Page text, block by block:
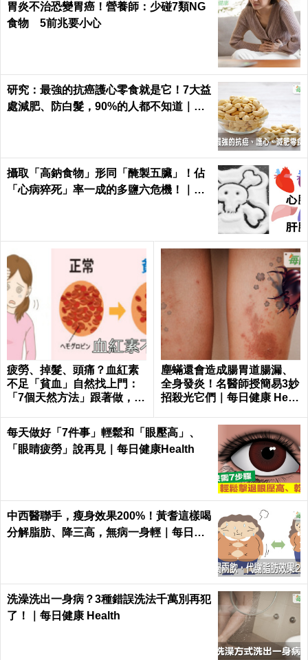
胃炎不治恐變胃癌！營養師：少碰7類NG
食物 5前兆要小心
研究：最強的抗癌護心零食就是它！7大益
處減肥、防白髮，90%的人都不知道｜每
攝取「高鈉食物」形同「醃製五臟」！佔
「心病猝死」率一成的多鹽六危機！｜每
疲勞、掉髮、頭痛？血紅素
不足「貧血」自然找上門：
「7個天然方法」跟著做，杜
塵蟎還會造成腸胃道腸漏、
全身發炎！名醫師授簡易3妙
招殺光它們｜每日健康 Healt
每天做好「7件事」輕鬆和「眼壓高」、
「眼睛疲勞」說再見｜每日健康Health
中西醫聯手，瘦身效果200%！黃耆這樣喝
分解脂肪、降三高，無病一身輕｜每日健
洗澡洗出一身病？3種錯誤洗法千萬別再犯
了！｜每日健康 Health